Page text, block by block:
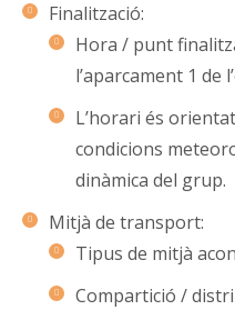
Finalització:
Hora / punt
l’aparcament 1 de
L’horari és
condicions
dinàmica del grup.
Mitjà de transport:
Tipus de mitjà
Compartició /